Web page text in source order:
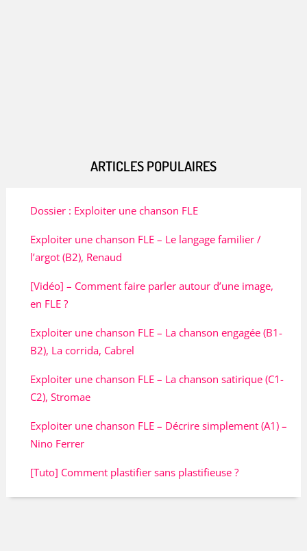
ARTICLES POPULAIRES
Dossier : Exploiter une chanson FLE
Exploiter une chanson FLE – Le langage familier /
l’argot (B2), Renaud
[Vidéo] – Comment faire parler autour d’une image,
en FLE ?
Exploiter une chanson FLE – La chanson engagée (B1-
B2), La corrida, Cabrel
Exploiter une chanson FLE – La chanson satirique (C1-
C2), Stromae
Exploiter une chanson FLE – Décrire simplement (A1) –
Nino Ferrer
[Tuto] Comment plastifier sans plastifieuse ?